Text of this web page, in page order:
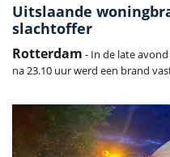
Uitslaande
slachtoffer
Rotterdam - In de late
na 23.10 uur werd een brand